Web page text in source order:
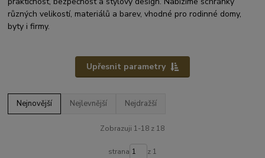
různých velikostí, materiálů a barev, vhodné pro rodinné domy,
byty i firmy.
Upřesnit parametry
Nejnovější Nejlevnější Nejdražší
Zobrazuji 1-18 z 18
strana z 1